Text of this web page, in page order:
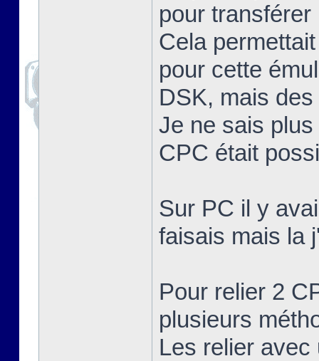
pour
Cela
pour cette
DSK, mais
Je ne sais
CPC était
Sur PC il y
faisais mais la
Pour relier 2
plusieurs
Les relier avec